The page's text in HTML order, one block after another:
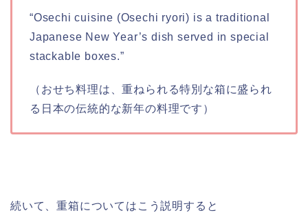
“Osechi cuisine (Osechi ryori) is a traditional
Japanese New Year’s dish served in special
stackable boxes.”
（おせち料理は、重ねられる特別な箱に盛られ
る日本の伝統的な新年の料理です）
続いて、重箱についてはこう説明すると